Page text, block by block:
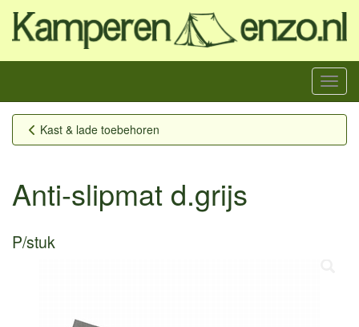
Menu
Kast & lade toebehoren
Anti-slipmat d.grijs
P/stuk